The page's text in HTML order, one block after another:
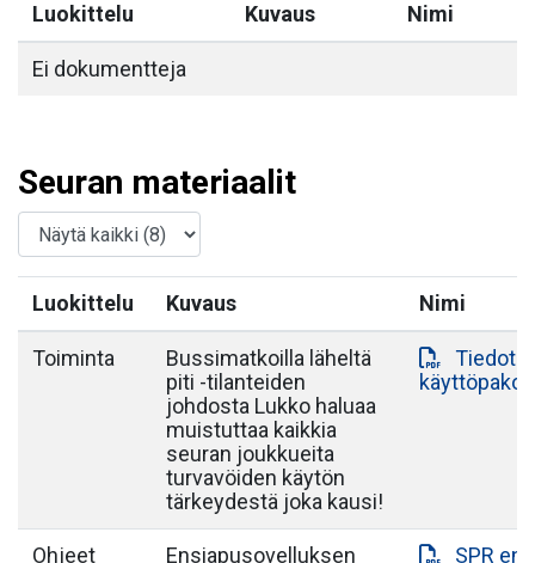
Luokittelu Kuvaus Nimi
Ei dokumentteja
Seuran materiaalit
Luokittelu Kuvaus Nimi
Toiminta
Bussimatkoilla läheltä
piti -tilanteiden
johdosta Lukko haluaa
muistuttaa kaikkia
seuran joukkueita
turvavöiden käytön
tärkeydestä joka kausi!
Tiedote
Ohjeet
Ensiapusovelluksen
SPR